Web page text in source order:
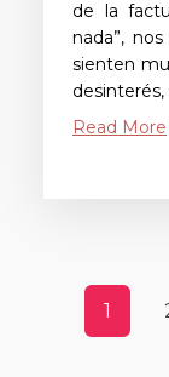
de la
nada”,
sienten
Read More
1